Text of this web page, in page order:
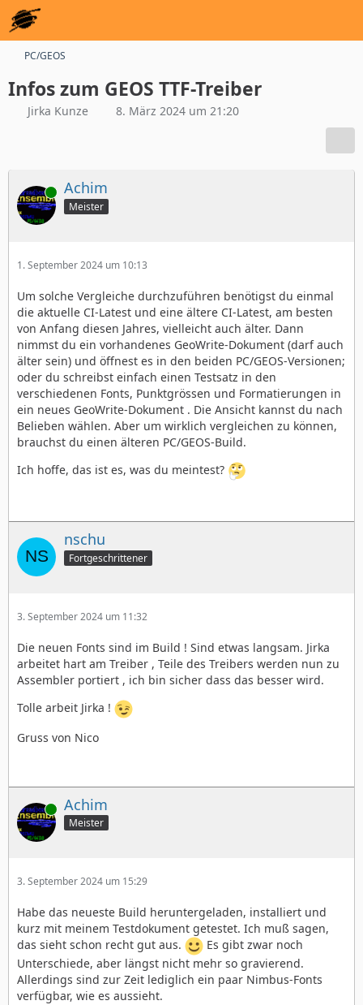
PC/GEOS
Infos zum GEOS TTF-Treiber
Jirka Kunze 8. März 2024 um 21:20
Online Achim
Meister
1. September 2024 um 10:13
Um solche Vergleiche durchzuführen benötigst du einmal
die aktuelle CI-Latest und eine ältere CI-Latest, am besten
von Anfang diesen Jahres, vielleicht auch älter. Dann
nimmst du ein vorhandenes GeoWrite-Dokument (darf auch
älter sein) und öffnest es in den beiden PC/GEOS-Versionen;
oder du schreibst einfach einen Testsatz in den
verschiedenen Fonts, Punktgrössen und Formatierungen in
ein neues GeoWrite-Dokument . Die Ansicht kannst du nach
Belieben wählen. Aber um wirklich vergleichen zu können,
brauchst du einen älteren PC/GEOS-Build.
Ich hoffe, das ist es, was du meintest?
nschu
Fortgeschrittener
3. September 2024 um 11:32
Die neuen Fonts sind im Build ! Sind etwas langsam. Jirka
arbeitet hart am Treiber , Teile des Treibers werden nun zu
Assembler portiert , ich bin sicher dass das besser wird.
Tolle arbeit Jirka !
Gruss von Nico
Online Achim
Meister
3. September 2024 um 15:29
Habe das neueste Build heruntergeladen, installiert und
kurz mit meinem Testdokument getestet. Ich muß sagen,
das sieht schon recht gut aus.
Es gibt zwar noch
Unterschiede, aber längst nicht mehr so gravierend.
Allerdings sind zur Zeit lediglich ein paar Nimbus-Fonts
verfügbar, wie es aussieht.